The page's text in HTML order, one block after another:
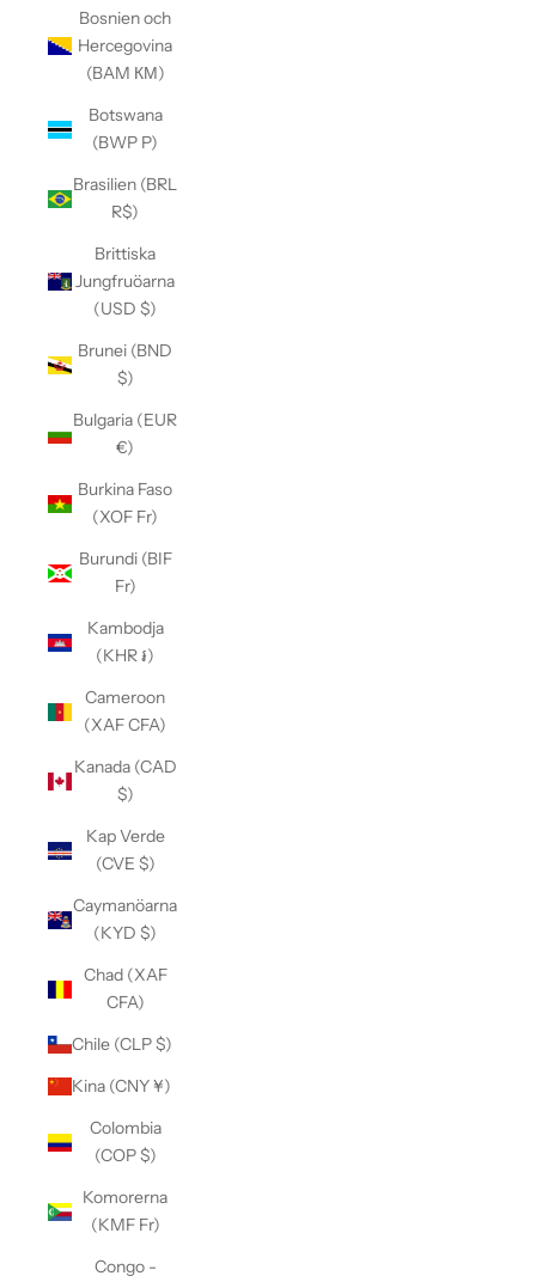
Bosnien och
Hercegovina
(BAM КМ)
Botswana
(BWP P)
Brasilien (BRL
R$)
Brittiska
Jungfruöarna
(USD $)
Brunei (BND
$)
Bulgaria (EUR
€)
Burkina Faso
(XOF Fr)
Burundi (BIF
Fr)
Kambodja
(KHR ៛)
Cameroon
(XAF CFA)
Kanada (CAD
$)
Kap Verde
(CVE $)
Caymanöarna
(KYD $)
Chad (XAF
CFA)
Chile (CLP $)
Kina (CNY ¥)
Colombia
(COP $)
Komorerna
(KMF Fr)
Congo -